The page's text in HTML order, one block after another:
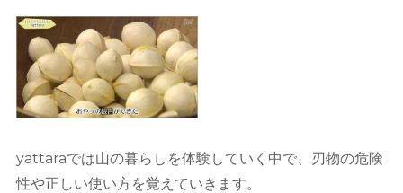
yattaraでは山の暮らしを体験していく中で、刃物の危険
性や正しい使い方を覚えていきます。